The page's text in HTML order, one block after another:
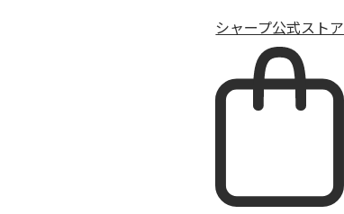
シャープ公式ストア